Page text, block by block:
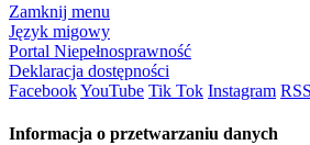
Zamknij menu
Język migowy
Portal Niepełnosprawność
Deklaracja dostępności
FacebookYouTube Tik Tok Instagram RSS
Informacja o przetwarzaniu danych